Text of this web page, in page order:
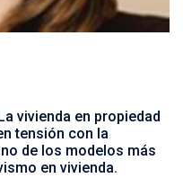
vivienda en propiedad
tensión con la
de los modelos más
en vivienda.